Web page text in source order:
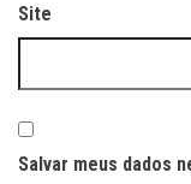
Site
Salvar meus dados